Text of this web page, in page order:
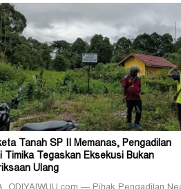
Tanah SP II Memanas, Pengadilan
Timika Tegaskan Eksekusi Bukan
Ulang